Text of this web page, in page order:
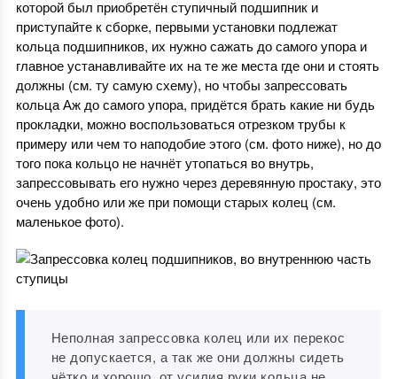
которой был приобретён ступичный подшипник и
приступайте к сборке, первыми установки подлежат
кольца подшипников, их нужно сажать до самого упора и
главное устанавливайте их на те же места где они и стоять
должны (см. ту самую схему), но чтобы запрессовать
кольца Аж до самого упора, придётся брать какие ни будь
прокладки, можно воспользоваться отрезком трубы к
примеру или чем то наподобие этого (см. фото ниже), но до
того пока кольцо не начнёт утопаться во внутрь,
запрессовывать его нужно через деревянную простаку, это
очень удобно или же при помощи старых колец (см.
маленькое фото).
Неполная запрессовка колец или их перекос
не допускается, а так же они должны сидеть